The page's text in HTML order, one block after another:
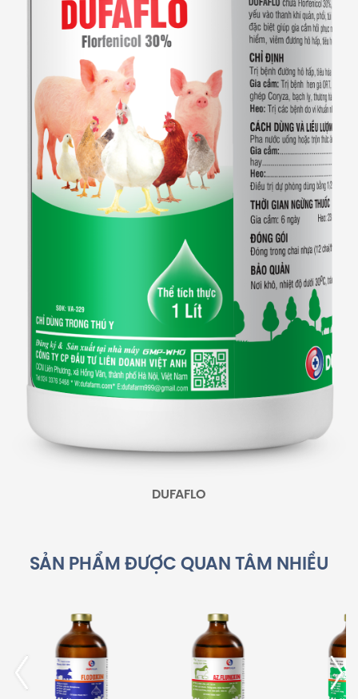
DUFAFLO
SẢN PHẨM ĐƯỢC QUAN TÂM NHIỀU